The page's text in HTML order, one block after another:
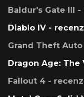
Baldur's Gate III
Diablo IV -
Grand Theft
Dragon Age:
Fallout 4 -